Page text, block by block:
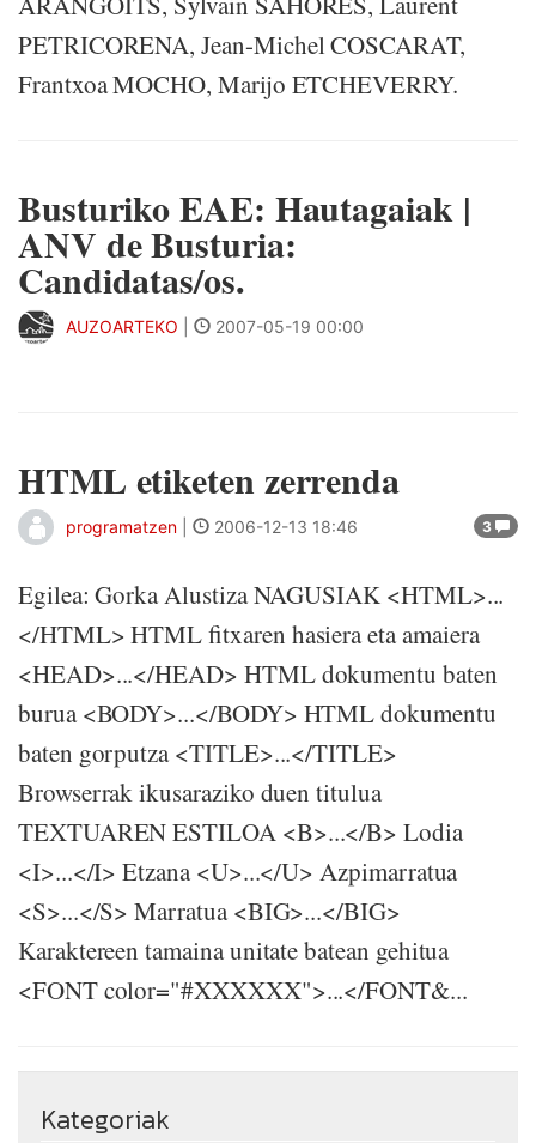
PETRICORENA, Jean-Michel COSCARAT,
Frantxoa MOCHO, Marijo ETCHEVERRY.
Busturiko EAE: Hautagaiak |
ANV de Busturia:
Candidatas/os.
AUZOARTEKO 2007-05-19 00:00
HTML etiketen zerrenda
3
programatzen 2006-12-13 18:46
Egilea: Gorka Alustiza NAGUSIAK <HTML>...
</HTML> HTML fitxaren hasiera eta amaiera
<HEAD>...</HEAD> HTML dokumentu baten
burua <BODY>...</BODY> HTML dokumentu
baten gorputza <TITLE>...</TITLE>
Browserrak ikusaraziko duen titulua
TEXTUAREN ESTILOA <B>...</B> Lodia
<I>...</I> Etzana <U>...</U> Azpimarratua
<S>...</S> Marratua <BIG>...</BIG>
Karaktereen tamaina unitate batean gehitua
<FONT color="#XXXXXX">...</FONT&...
Kategoriak